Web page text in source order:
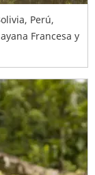
Perú,
Francesa y